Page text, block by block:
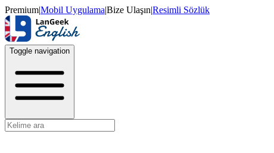
Premium|Mobil Uygulama|Bize Ulaşın|Resimli Sözlük
Toggle navigation